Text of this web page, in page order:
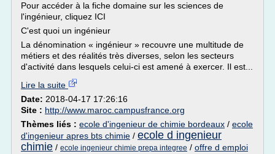
Pour accéder à la fiche domaine sur les sciences de
l'ingénieur, cliquez ICI
C'est quoi un ingénieur
La dénomination « ingénieur » recouvre une multitude de
métiers et des réalités très diverses, selon les secteurs
d'activité dans lesquels celui-ci est amené à exercer. Il est...
Lire la suite
Date: 2018-04-17 17:26:16
Site : http://www.maroc.campusfrance.org
Thèmes liés : ecole d'ingenieur de chimie bordeaux / ecole
d'ingenieur apres bts chimie / ecole d ingenieur
chimie / ecole ingenieur chimie prepa integree / offre d emploi